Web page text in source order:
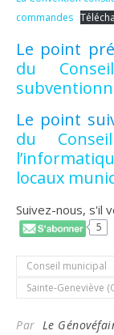
commandes
Le point
du
Le point
du
locaux
Suivez-nous, s'il
5
Conseil municipal
Sainte-Geneviève
Par Le